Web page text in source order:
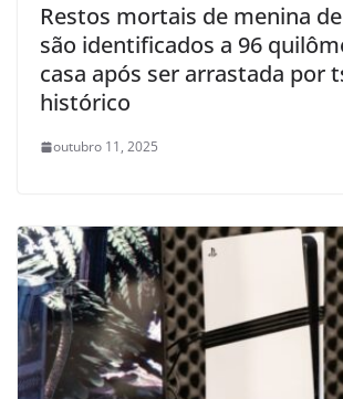
Restos mortais de menina
são identificados a 96
casa após ser arrastada por
histórico
outubro 11, 2025